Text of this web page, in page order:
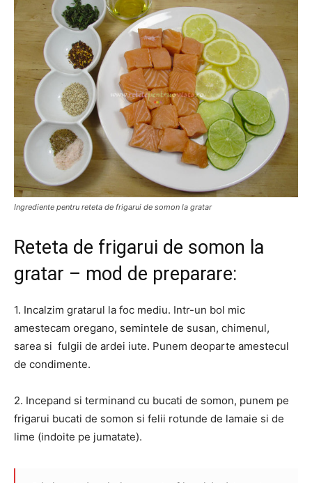
Ingrediente pentru reteta de frigarui de somon la gratar
Reteta de frigarui de somon la
gratar – mod de preparare:
1. Incalzim gratarul la foc mediu. Intr-un bol mic
amestecam oregano, semintele de susan, chimenul,
sarea si fulgii de ardei iute. Punem deoparte amestecul
de condimente.
2. Incepand si terminand cu bucati de somon, punem pe
frigarui bucati de somon si felii rotunde de lamaie si de
lime (indoite pe jumatate).